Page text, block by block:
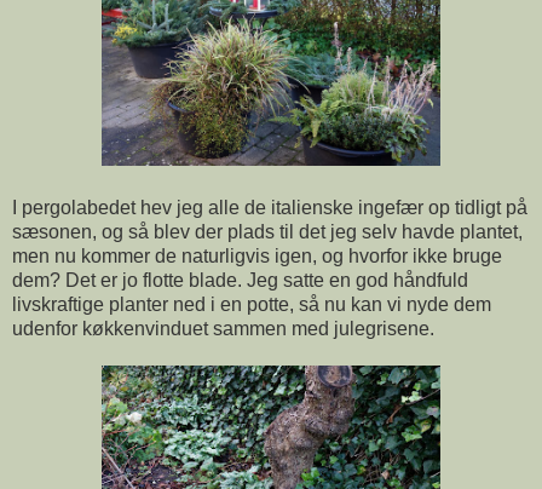
I pergolabedet hev jeg alle de italienske ingefær op tidligt på
sæsonen, og så blev der plads til det jeg selv havde plantet,
men nu kommer de naturligvis igen, og hvorfor ikke bruge
dem? Det er jo flotte blade. Jeg satte en god håndfuld
livskraftige planter ned i en potte, så nu kan vi nyde dem
udenfor køkkenvinduet sammen med julegrisene.